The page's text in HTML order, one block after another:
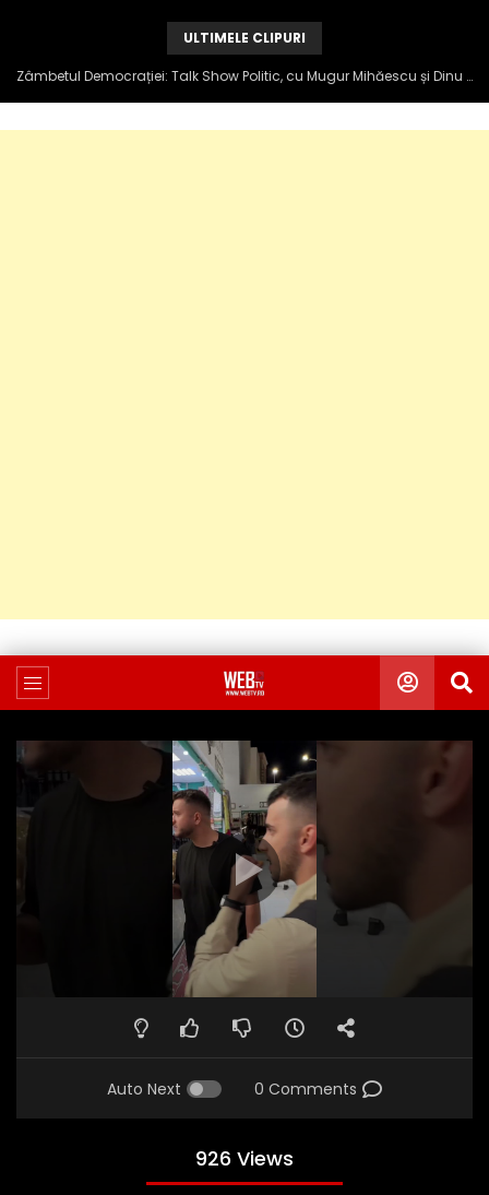
ULTIMELE CLIPURI
Zâmbetul Democrației: Talk Show Politic, cu Mugur Mihăescu și Dinu Popescu
Auto Next 0 Comments
926 Views